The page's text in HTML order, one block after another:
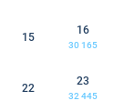
15
16
30 165
22
23
32 445